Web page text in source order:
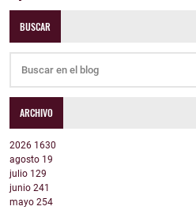
BUSCAR
ARCHIVO
2026 1630
agosto 19
julio 129
junio 241
mayo 254